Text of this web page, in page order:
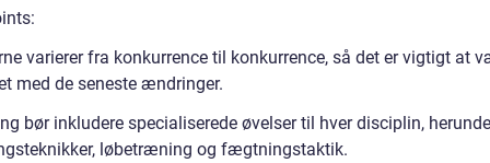
varierer fra konkurrence til konkurrence, så det er vigtigt at
med de seneste ændringer.
bør inkludere specialiserede øvelser til hver disciplin,
løbetræning og fægtningstaktik.